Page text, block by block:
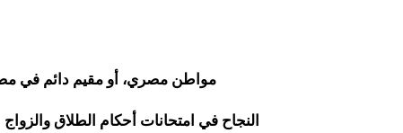
مواطن مصري، أو مقيم دائم في
النجاح في امتحانات أحكام الطلاق